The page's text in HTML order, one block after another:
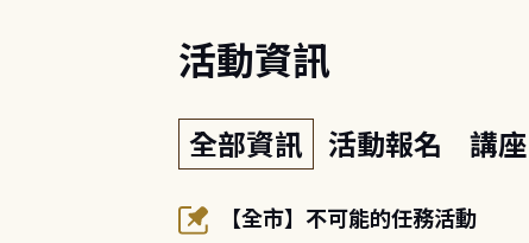
活動資訊
全部資訊 活動報名 講座
【全市】不可能的任務活動